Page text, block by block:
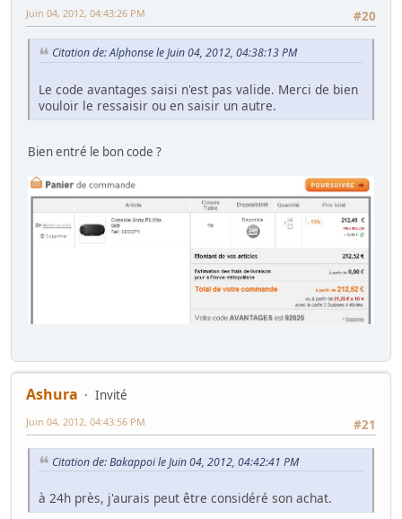
#20
Juin 04, 2012, 04:43:26 PM
Citation de: Alphonse le Juin 04, 2012, 04:38:13 PM
Le code avantages saisi n'est pas valide. Merci de bien
vouloir le ressaisir ou en saisir un autre.
Bien entré le bon code ?
Ashura
Invité
#21
Juin 04, 2012, 04:43:56 PM
Citation de: Bakappoi le Juin 04, 2012, 04:42:41 PM
à 24h près, j'aurais peut être considéré son achat.